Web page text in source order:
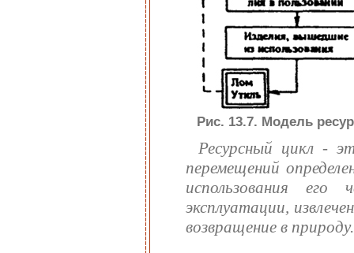
Рис. 13.7. Модель
Ресурсный цикл-
перемещений
использования его
эксплуатации,
возвращение в природу.